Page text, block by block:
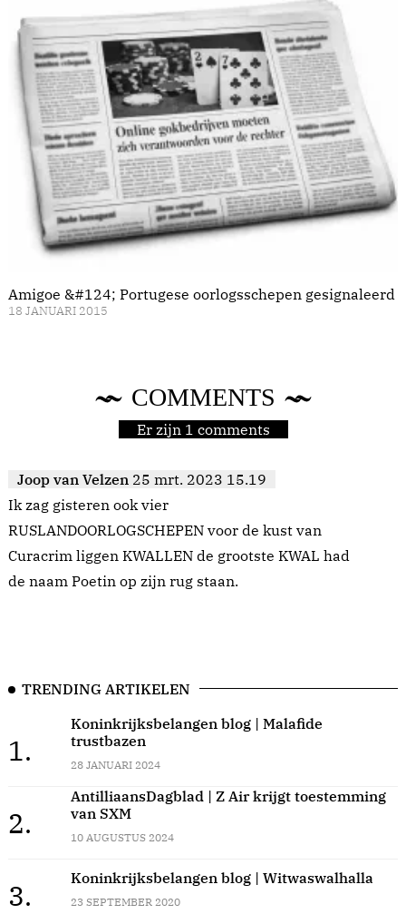
Amigoe &#124; Portugese oorlogsschepen gesignaleerd
18 JANUARI 2015
COMMENTS
Er zijn 1 comments
Joop van Velzen 25 mrt. 2023 15.19
Ik zag gisteren ook vier
RUSLANDOORLOGSCHEPEN voor de kust van
Curacrim liggen KWALLEN de grootste KWAL had
de naam Poetin op zijn rug staan.
TRENDING ARTIKELEN
1.
Koninkrijksbelangen blog | Malafide
trustbazen
28 JANUARI 2024
2.
AntilliaansDagblad | Z Air krijgt toestemming
van SXM
10 AUGUSTUS 2024
3.
Koninkrijksbelangen blog | Witwaswalhalla
23 SEPTEMBER 2020